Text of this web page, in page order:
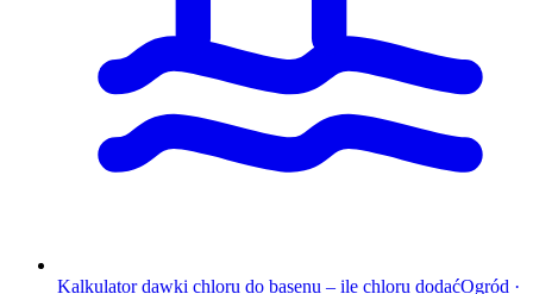
Kalkulator dawki chloru do basenu – ile chloru dodaćOgród ·